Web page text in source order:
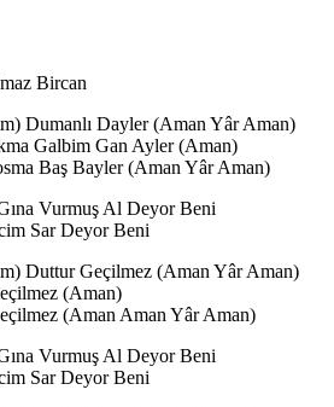
Bircan
Dumanlı Dayler (Aman Yâr Aman)
Galbim Gan Ayler (Aman)
Baş Bayler (Aman Yâr Aman)
Vurmuş Al Deyor Beni
Sar Deyor Beni
Duttur Geçilmez (Aman Yâr Aman)
(Aman)
(Aman Aman Yâr Aman)
Vurmuş Al Deyor Beni
Sar Deyor Beni